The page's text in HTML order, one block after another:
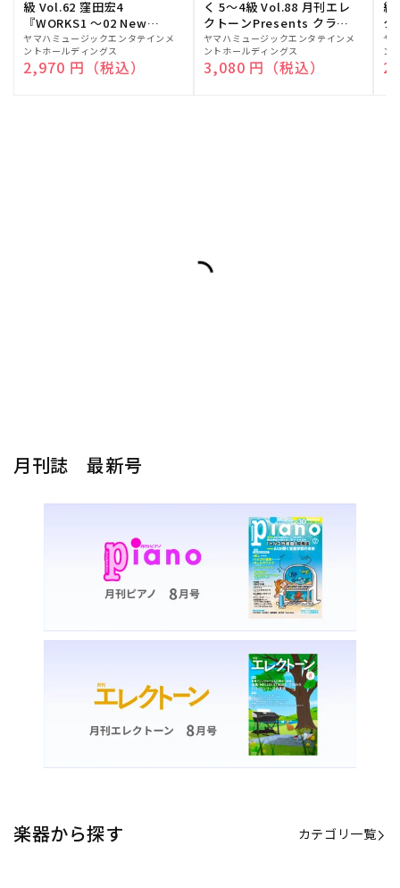
級 Vol.62 窪田宏4
『WORKS1 ～02 New
edition～』
販
売
元:
ヤマハミュージックエンタテインメ
ントホールディングス
通常価格
2,970 円（税込）
く 5～4級 Vol.88 月刊エレ
クトーンPresents クラシ
ック名曲集
販
売
元:
ヤマハミュージックエンタテインメ
ントホールディングス
通常価格
3,080 円（税込）
級
ク
販
売
元:
ヤ
ン
月刊誌 最新号
楽器から探す カテゴリ一覧